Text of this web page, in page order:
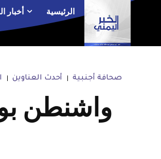
الرئيسية أخبار
صحافة أجنبية أحدث العناوين
واشنطن